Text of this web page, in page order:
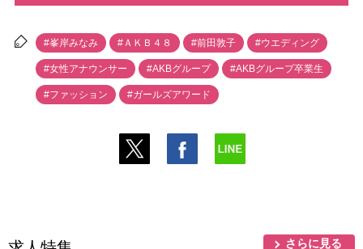
#峯岸みなみ #ＡＫＢ４８ #前田敦子 #ウエディング
#女性アナウンサー #AKBグループ #AKBグループ卒業生
#ファッション #ガールズアワード
さらに見る